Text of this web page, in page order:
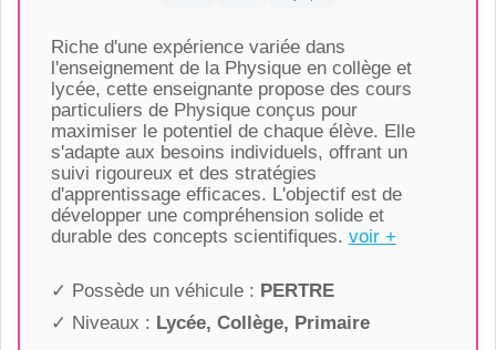
Riche d'une expérience variée dans
l'enseignement de la Physique en collège et
lycée, cette enseignante propose des cours
particuliers de Physique conçus pour
maximiser le potentiel de chaque élève. Elle
s'adapte aux besoins individuels, offrant un
suivi rigoureux et des stratégies
d'apprentissage efficaces. L'objectif est de
développer une compréhension solide et
durable des concepts scientifiques. voir +
✓ Possède un véhicule : PERTRE
✓ Niveaux : Lycée, Collège, Primaire